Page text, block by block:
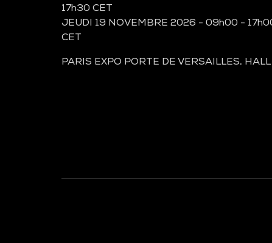
17h30 CET
JEUDI 19 NOVEMBRE 2026 - 09h00 -
CET
PARIS EXPO PORTE DE VERSAILLES,